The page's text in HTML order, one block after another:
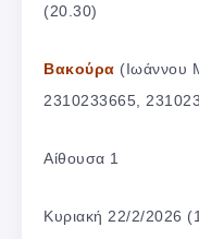
(20.30)
Βακούρα (Ιωάννου
2310233665,
Αίθουσα 1
Κυριακή 22/2/2026